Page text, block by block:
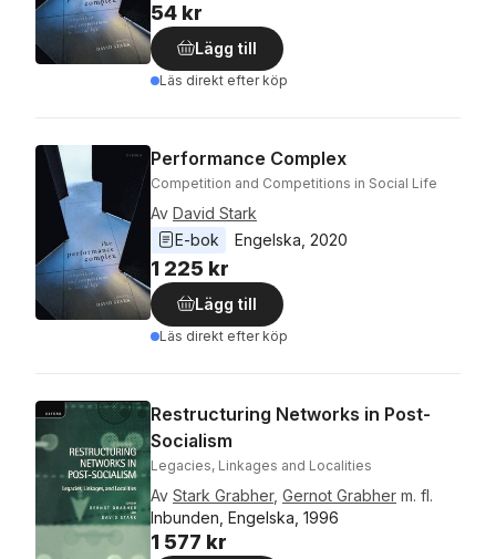
54 kr
Lägg till
Läs direkt efter köp
Performance Complex
Competition and Competitions in Social Life
Av David Stark
E-bok
Engelska 2020
1 225 kr
Lägg till
Läs direkt efter köp
Restructuring Networks in Post-
Socialism
Legacies, Linkages and Localities
Av Stark Grabher, Gernot Grabher m. fl.
Inbunden, Engelska, 1996
1 577 kr